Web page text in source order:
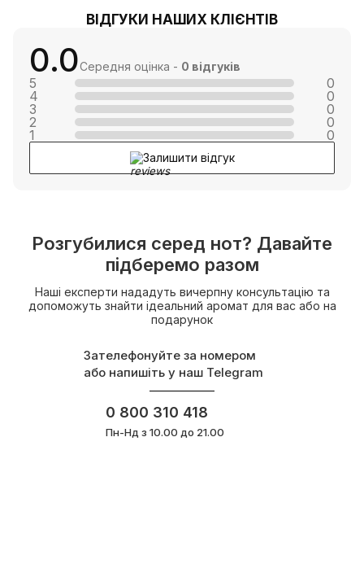
ВІДГУКИ НАШИХ КЛІЄНТІВ
0.0Середня оцінка - 0 відгуків
5
0
4
0
3
0
2
0
1
0
Залишити відгук
Розгубилися серед нот? Давайте
підберемо разом
Наші експерти нададуть вичерпну консультацію та
допоможуть знайти ідеальний аромат для вас або на
подарунок
Зателефонуйте за номером
або напишіть у наш Telegram
0 800 310 418
Пн-Нд з 10.00 до 21.00